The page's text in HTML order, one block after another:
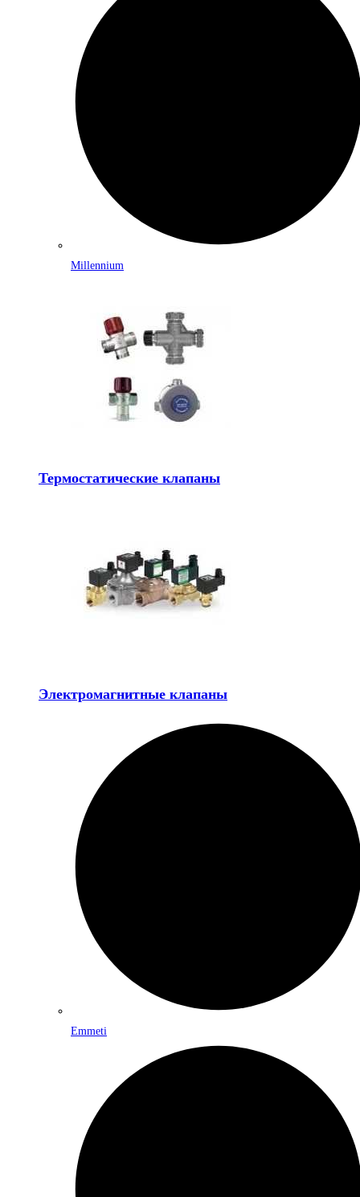
Millennium
Термостатические клапаны
Электромагнитные клапаны
Emmeti